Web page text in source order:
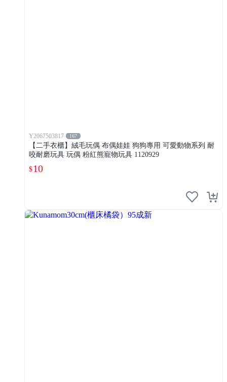
Y2067503817 167
【二手衣櫃】絨毛玩偶 布偶娃娃 狗狗專用 可愛動物系列 耐
咬耐磨玩具 玩偶 粉紅熊寵物玩具 1120929
$10